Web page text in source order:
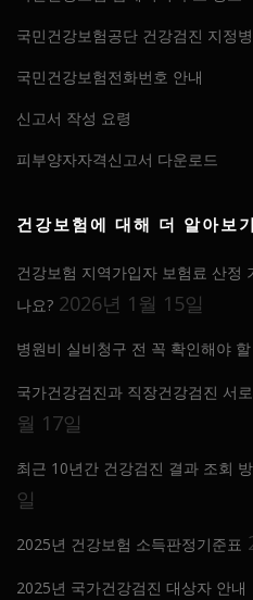
국민건강보험공단 건강검진 지정
국민건강보험전화번호 안내
신고서 작성 요령
피부양자자격신고서 다운로드
건강보험에 대해 더 알아보기
건강보험 지역가입자 보험료 산정
나요? 2026년 1월 15일
병원비 실비청구 전 꼭 확인해야
국가건강검진과 직장건강검진 서
월 17일
최근 10년간 건강검진 결과 조회
일
2025년 건강보험 소득판정기준표
2025년 국가건강검진 대상자 안내